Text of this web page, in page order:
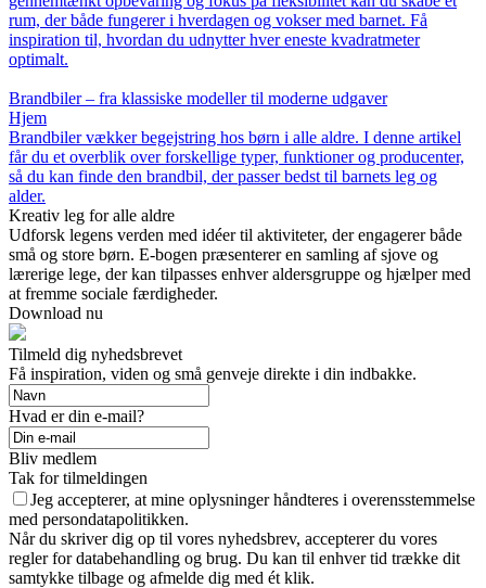
rum, der både fungerer i hverdagen og vokser med barnet. Få
inspiration til, hvordan du udnytter hver eneste kvadratmeter
optimalt.
Brandbiler – fra klassiske modeller til moderne udgaver
Hjem
Brandbiler vækker begejstring hos børn i alle aldre. I denne artikel
får du et overblik over forskellige typer, funktioner og producenter,
så du kan finde den brandbil, der passer bedst til barnets leg og
alder.
Kreativ leg for alle aldre
Udforsk legens verden med idéer til aktiviteter, der engagerer både
små og store børn. E-bogen præsenterer en samling af sjove og
lærerige lege, der kan tilpasses enhver aldersgruppe og hjælper med
at fremme sociale færdigheder.
Download nu
Tilmeld dig nyhedsbrevet
Få inspiration, viden og små genveje direkte i din indbakke.
Hvad er din e-mail?
Bliv medlem
Tak for tilmeldingen
Jeg accepterer, at mine oplysninger håndteres i overensstemmelse
med persondatapolitikken.
Når du skriver dig op til vores nyhedsbrev, accepterer du vores
regler for databehandling og brug. Du kan til enhver tid trække dit
samtykke tilbage og afmelde dig med ét klik.